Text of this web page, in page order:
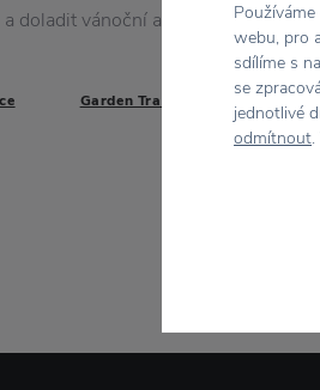
doladit vánoční atmosféru k
Garden Trading
webu, pro
sdílíme s
se
jednotlivé
odmítnout